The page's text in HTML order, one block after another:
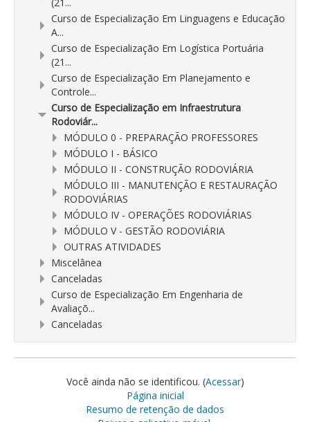
Curso de Especialização Em Linguagens e Educação
A...
Curso de Especialização Em Logística Portuária
(21...
Curso de Especialização Em Planejamento e
Controle...
Curso de Especialização em Infraestrutura
Rodoviár...
MÓDULO 0 - PREPARAÇÃO PROFESSORES
MÓDULO I - BÁSICO
MÓDULO II - CONSTRUÇÃO RODOVIÁRIA
MÓDULO III - MANUTENÇÃO E RESTAURAÇÃO
RODOVIÁRIAS
MÓDULO IV - OPERAÇÕES RODOVIÁRIAS
MÓDULO V - GESTÃO RODOVIÁRIA
OUTRAS ATIVIDADES
Miscelânea
Canceladas
Curso de Especialização Em Engenharia de
Avaliaçõ...
Canceladas
Você ainda não se identificou. (Acessar)
Página inicial
Resumo de retenção de dados